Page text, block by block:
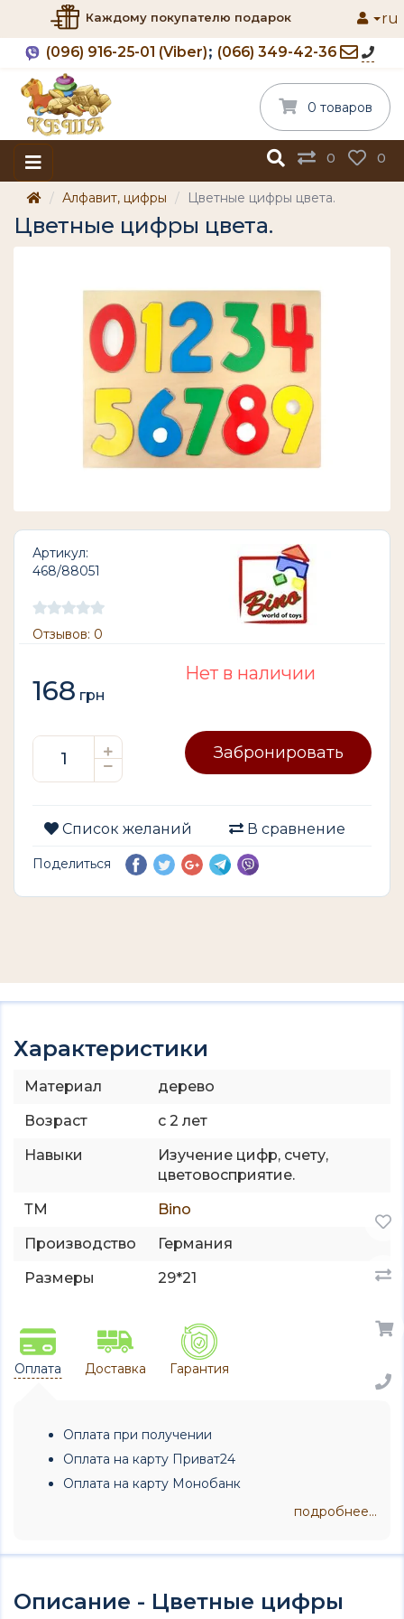
Каждому покупателю подарок
(096) 916-25-01 (Viber) (066) 349-42-36
ru
0 0
0 товаров
Алфавит, цифры Цветные цифры цвета.
Цветные цифры цвета.
Артикул:
468/88051
Отзывов: 0
168 грн
Нет в наличии
Забронировать
Список желаний В сравнение
Поделиться
Характеристики
Материал
дерево
Возраст
с 2 лет
Навыки
Изучение цифр, счету,
цветовосприятие.
ТМ
Bino
Производство
Германия
Размеры
29*21
Оплата Доставка Гарантия
Оплата при получении
Оплата на карту Приват24
Оплата на карту Монобанк
подробнее...
Описание - Цветные цифры